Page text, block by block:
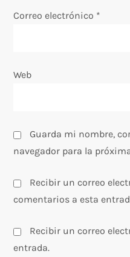
Correo electrónico *
Web
Guarda mi nombre,
navegador para la
Recibir un correo
comentarios a esta
Recibir un correo
entrada.